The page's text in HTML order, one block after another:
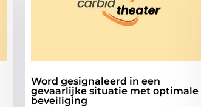
Word gesignaleerd in een
gevaarlijke situatie met optimale
beveiliging